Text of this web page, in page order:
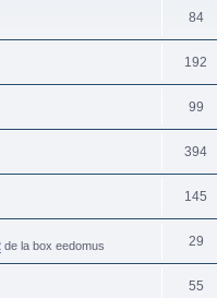
84
192
99
394
145
de la box eedomus 29
55